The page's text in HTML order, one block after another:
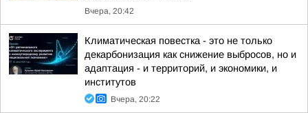
Вчера, 20:42
Климатическая повестка - это не только
декарбонизация как снижение выбросов, но и
адаптация - и территорий, и экономики, и
институтов
Вчера, 20:22